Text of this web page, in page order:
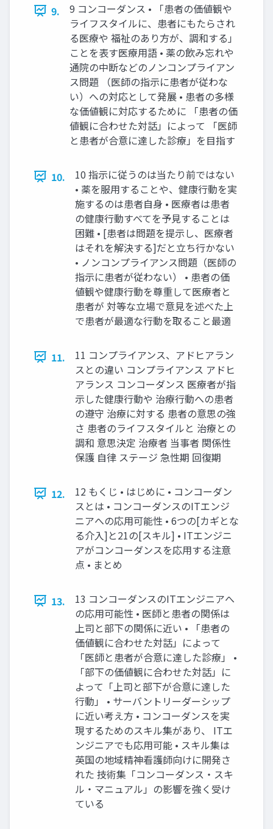
9.
9 コンコーダンス • 「患者の価値観や
ライフスタイルに、患者にもたらされ
る医療や 福祉のあり方が、調和する」
ことを表す医療用語 • 薬の飲み忘れや
通院の中断などのノンコンプライアン
ス問題 （医師の指示に患者が従わな
い）への対応として発展 • 患者の多様
な価値観に対応するために 「患者の価
値観に合わせた対話」によって 「医師
と患者が合意に達した診療」を目指す
10.
10 指示に従うのは当たり前ではない
• 薬を服用することや、健康行動を実
施するのは患者自身 • 医療者は患者
の健康行動すべてを予見することは
困難 • [患者は問題を提示し、医療者
はそれを解決する]だと立ち行かない
• ノンコンプライアンス問題（医師の
指示に患者が従わない） • 患者の価
値観や健康行動を尊重して医療者と
患者が 対等な立場で意見を述べた上
で患者が最適な行動を取ること最適
11.
11 コンプライアンス、アドヒアラン
スとの違い コンプライアンス アドヒ
アランス コンコーダンス 医療者が指
示した健康行動や 治療行動への患者
の遵守 治療に対する 患者の意思の強
さ 患者のライフスタイルと 治療との
調和 意思決定 治療者 当事者 関係性
保護 自律 ステージ 急性期 回復期
12.
12 もくじ • はじめに • コンコーダン
スとは • コンコーダンスのITエンジ
ニアへの応用可能性 • 6つの[カギとな
る介入]と21の[スキル] • ITエンジニ
アがコンコーダンスを応用する注意
点 • まとめ
13.
13 コンコーダンスのITエンジニアへ
の応用可能性 • 医師と患者の関係は
上司と部下の関係に近い • 「患者の
価値観に合わせた対話」によって
「医師と患者が合意に達した診療」 •
「部下の価値観に合わせた対話」に
よって「上司と部下が合意に達した
行動」 • サーバントリーダーシップ
に近い考え方 • コンコーダンスを実
現するためのスキル集があり、 ITエ
ンジニアでも応用可能 • スキル集は
英国の地域精神看護師向けに開発さ
れた 技術集「コンコーダンス・スキ
ル・マニュアル」の影響を強く受け
ている